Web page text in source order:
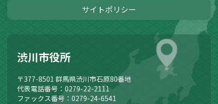
サイトポリシー
渋川市役所
〒377-8501 群馬県渋川市石原80番地
代表電話番号：0279-22-2111
ファックス番号：0279-24-6541